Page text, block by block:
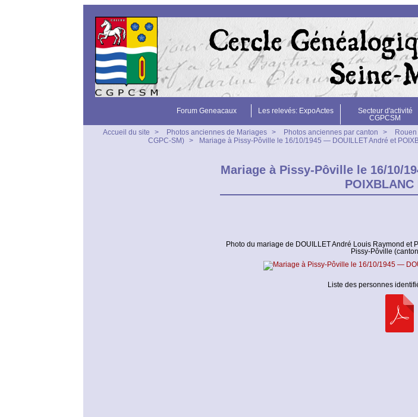
Forum Geneacaux Les relevés: ExpoActes
Secteur d'activité
CGPCSM
Accueil du site > Photos anciennes de Mariages > Photos anciennes par canton >
CGPC-SM)
> Mariage à Pissy-Pôville le 16/10/1945 — DOUILLET André et
Mariage à Pissy-Pôville le 16/10/
Photo du mariage de DOUILLET André Louis Raymond et
Pissy-Pôville
Liste des personnes